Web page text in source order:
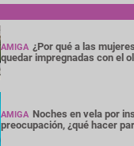
AMIGA ¿Por qué a las
quedar impregnadas con el
AMIGA Noches en vela por
preocupación, ¿qué hacer